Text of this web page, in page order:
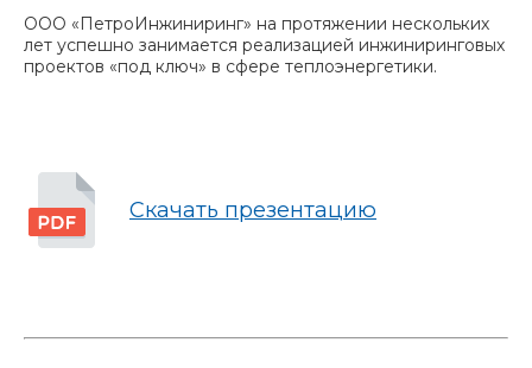
ООО «ПетроИнжиниринг» на протяжении нескольких
лет успешно занимается реализацией инжиниринговых
проектов «под ключ» в сфере теплоэнергетики.
Скачать презентацию